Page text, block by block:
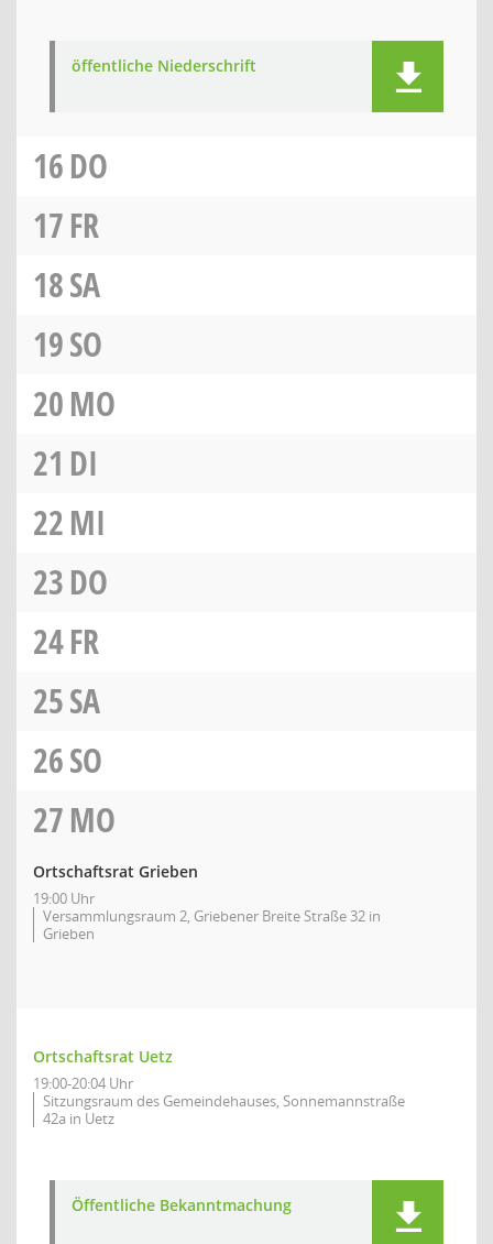
öffentliche Niederschrift
16DO
17FR
18SA
19SO
20MO
21 DI
22MI
23DO
24FR
25SA
26SO
27MO
Ortschaftsrat Grieben
19:00 Uhr
Versammlungsraum 2, Griebener Breite Straße 32 in
Grieben
Ortschaftsrat Uetz
19:00-20:04 Uhr
Sitzungsraum des Gemeindehauses, Sonnemannstraße
42a in Uetz
Öffentliche Bekanntmachung